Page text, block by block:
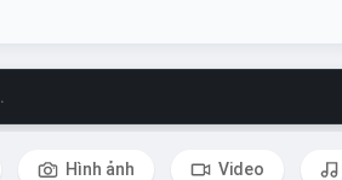
Hình ảnh Video